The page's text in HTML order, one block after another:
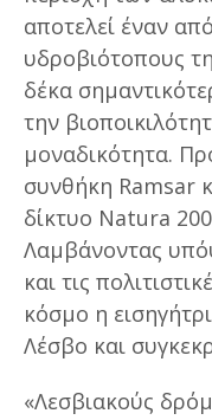
αποτελεί έναν
υδροβιότοπους
δέκα
την
μοναδικότητα.
συνθήκη Ramsar
δίκτυο Natura
Λαμβάνοντας
και τις
κόσμο η
Λέσβο και
«Λεσβιακούς